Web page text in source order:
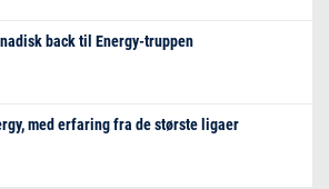
back til Energy-truppen
med erfaring fra de største ligaer